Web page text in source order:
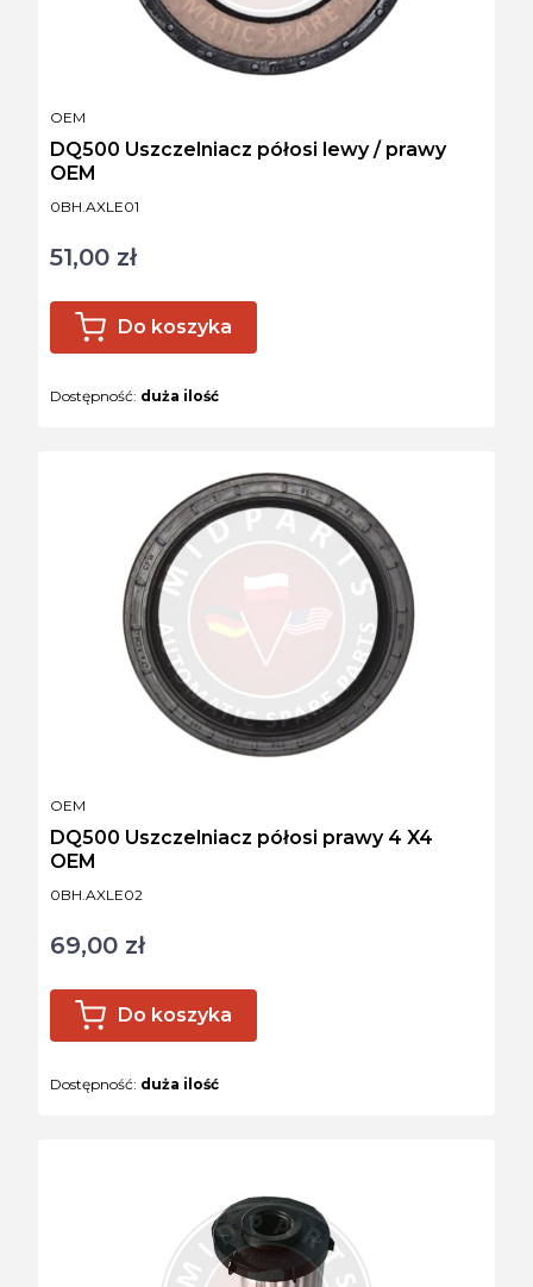
Kod produktu
0BH.AXLE01
DQ500 Uszczelniacz półosi lewy / prawy
OEM
PRODUCENT
OEM
Cena
51,00 zł
Do koszyka
Dostępność: duża ilość
Kod produktu
0BH.AXLE02
DQ500 Uszczelniacz półosi prawy 4 X4
OEM
PRODUCENT
OEM
Cena
69,00 zł
Do koszyka
Dostępność: duża ilość